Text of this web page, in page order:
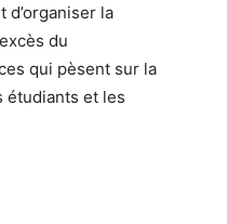
la
du
qui pèsent sur la
étudiants et les